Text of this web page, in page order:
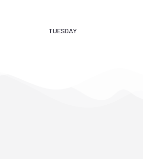
TUESDAY